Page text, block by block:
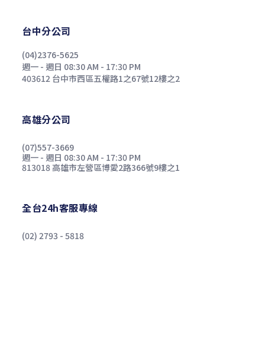
台中分公司
(04)2376-5625
週一 - 週日 08:30 AM - 17:30 PM
403612 台中市西區五權路1之67號12樓之2
高雄分公司
(07)557-3669
週一 - 週日 08:30 AM - 17:30 PM
813018 高雄市左營區博愛2路366號9樓之1
全台24h客服專線
(02) 2793 - 5818